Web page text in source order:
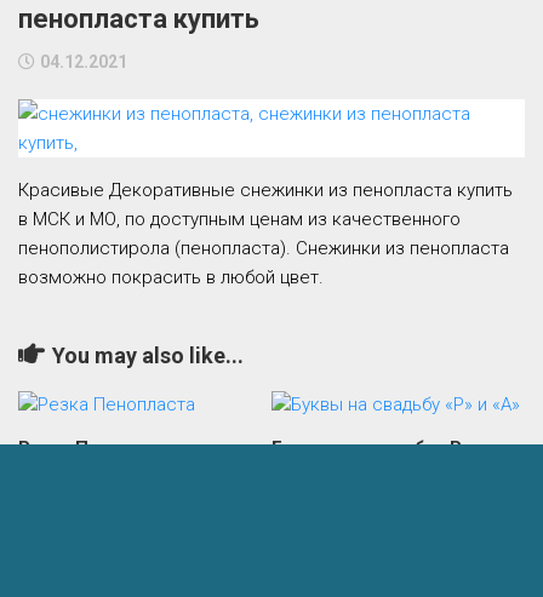
пенопласта купить
04.12.2021
Красивые Декоративные снежинки из пенопласта купить
в МСК и МО, по доступным ценам из качественного
пенополистирола (пенопласта). Снежинки из пенопласта
возможно покрасить в любой цвет.
You may also like...
Резка Пенопласта
Буквы на свадьбу «Р» и